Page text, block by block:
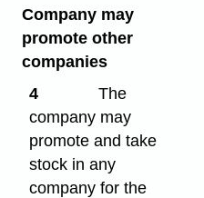
Company may
promote other
companies
4
The
company may
promote and take
stock in any
company for the